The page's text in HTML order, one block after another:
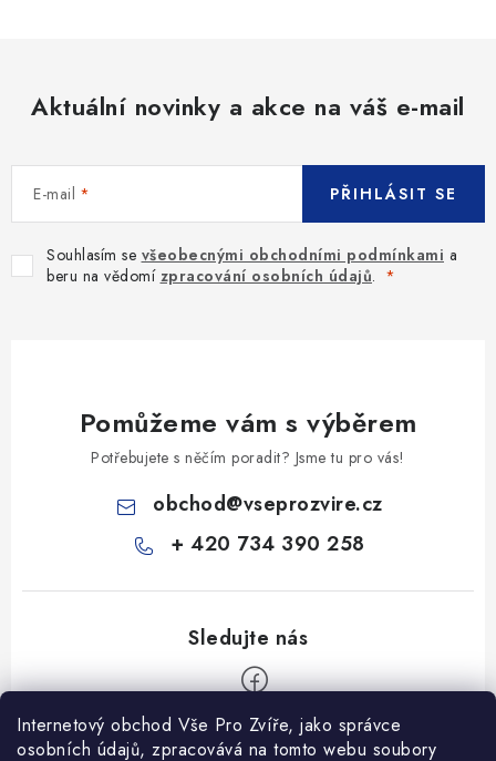
Internetový obchod Vše Pro Zvíře, jako správce
osobních údajů, zpracovává na tomto webu soubory
Aktuální novinky a akce na váš e-mail
E-mail
Souhlasím se všeobecnými obchodními podmínkami a
beru na vědomí zpracování osobních údajů.
PŘIHLÁSIT SE
Pomůžeme vám s výběrem
Potřebujete s něčím poradit? Jsme tu pro vás!
obchod@vseprozvire.cz
+ 420 734 390 258